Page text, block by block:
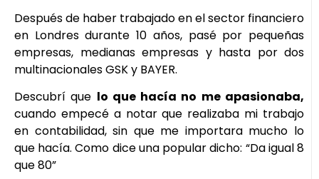
Después de haber trabajado en el sector financiero
en Londres durante 10 años, pasé por pequeñas
empresas, medianas empresas y hasta por dos
multinacionales GSK y BAYER.
Descubrí que lo que hacía no me apasionaba,
cuando empecé a notar que realizaba mi trabajo
en contabilidad, sin que me importara mucho lo
que hacía. Como dice una popular dicho: “Da igual 8
que 80”